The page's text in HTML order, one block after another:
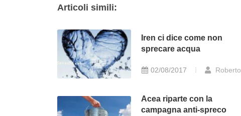
Articoli simili:
Iren ci dice come non
sprecare acqua
02/08/2017 Roberto
Acea riparte con la
campagna anti-spreco